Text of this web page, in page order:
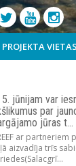
PROJEKTA VIETAS
jūnijam var
par
jūras t...
ar partneriem
aizvadīja trīs